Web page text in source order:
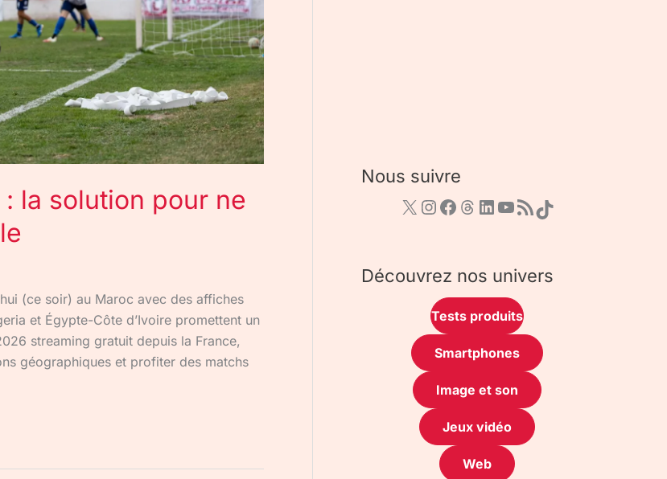
la solution pour ne
(ce soir) au Maroc avec des affiches
et Égypte-Côte d’Ivoire promettent un
streaming gratuit depuis la France,
géographiques et profiter des matchs
Nous suivre
Découvrez nos univers
Tests produits
Smartphones
Image et son
Jeux vidéo
Web